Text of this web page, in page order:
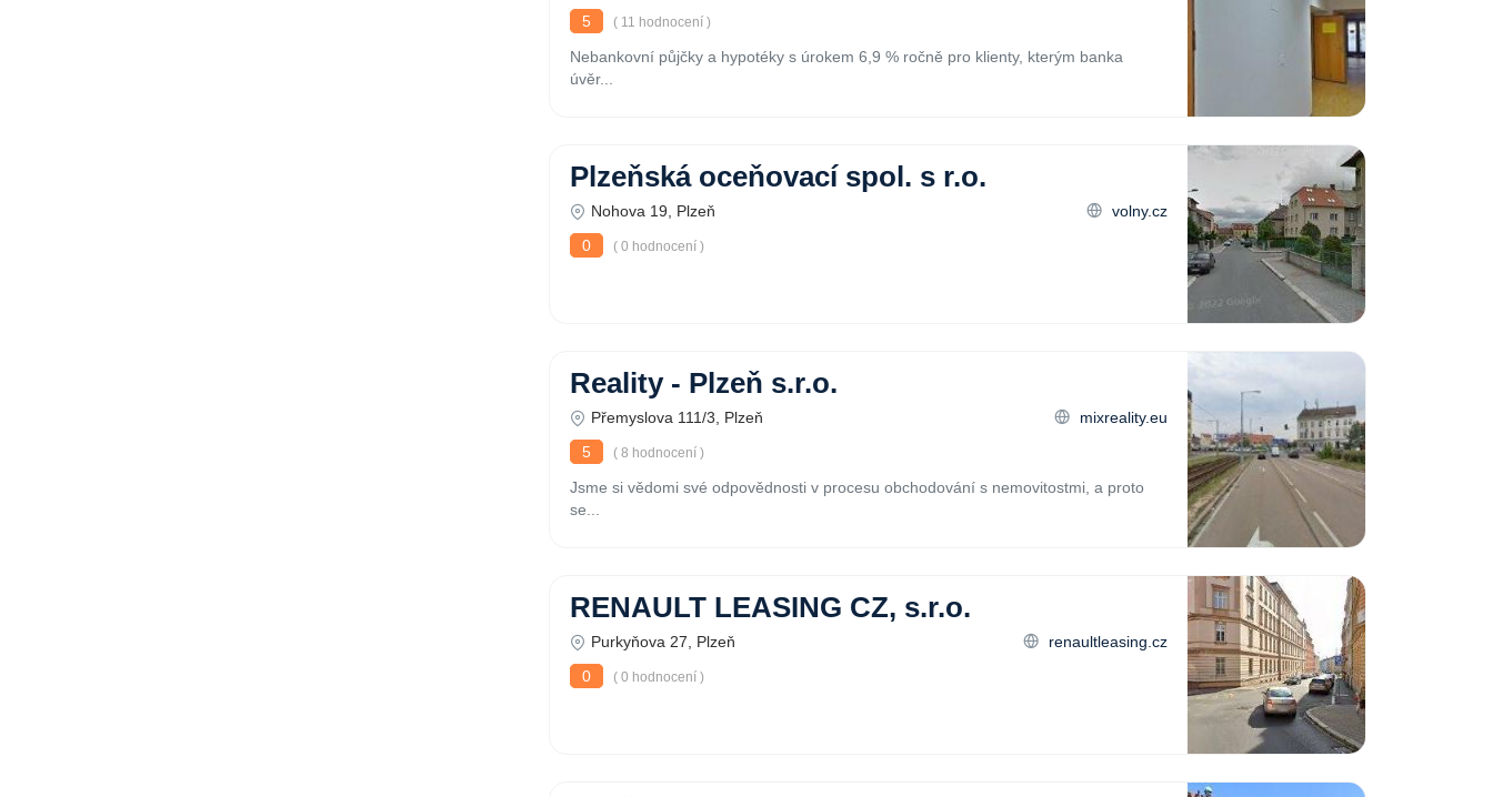
5
( 11 hodnocení )
Nebankovní půjčky a hypotéky s úrokem 6,9 % ročně pro klienty, kterým banka
úvěr...
Plzeňská oceňovací spol. s r.o.
Nohova 19, Plzeň
volny.cz
0
( 0 hodnocení )
Reality - Plzeň s.r.o.
Přemyslova 111/3, Plzeň
mixreality.eu
5
( 8 hodnocení )
Jsme si vědomi své odpovědnosti v procesu obchodování s nemovitostmi, a proto
se...
RENAULT LEASING CZ, s.r.o.
Purkyňova 27, Plzeň
renaultleasing.cz
0
( 0 hodnocení )